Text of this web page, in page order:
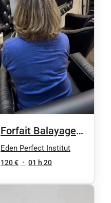
Forfait Balayage
cheveux Mi-
Eden Perfect Institut
120 € • 01 h 20